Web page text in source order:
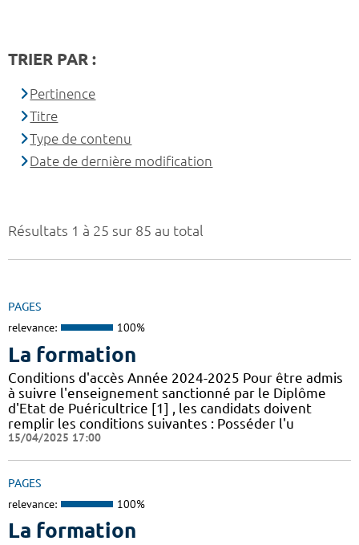
Résultats 1 à 25 sur 85 au total
PAGES
relevance: 100%
La formation
Conditions d'accès Année 2024-2025 Pour être admis
à suivre l'enseignement sanctionné par le Diplôme
d'Etat de Puéricultrice [1] , les candidats doivent
remplir les conditions suivantes : Posséder l'u
15/04/2025 17:00
PAGES
relevance: 100%
La formation
TRIER PAR :
Pertinence
Titre
Type de contenu
Date de dernière modification